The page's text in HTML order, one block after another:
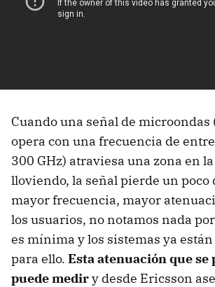
Cuando una señal de microondas
opera con una frecuencia de
300 GHz) atraviesa una zona en
lloviendo, la señal pierde un poco
mayor frecuencia, mayor
los usuarios, no notamos nada
es mínima y los sistemas ya
para ello. Esta atenuación que se
puede mediry desde Ericsson